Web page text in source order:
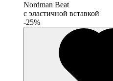
Nordman Beat
с эластичной вставкой
-25%